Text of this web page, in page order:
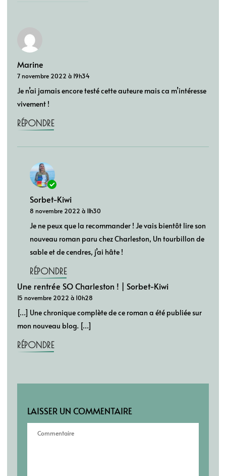
Marine
7 novembre 2022 à 19h34
Je n’ai jamais encore testé cette auteure mais ca m’intéresse
vivement !
RÉPONDRE
Sorbet-Kiwi
8 novembre 2022 à 11h30
Je ne peux que la recommander ! Je vais bientôt lire son
nouveau roman paru chez Charleston, Un tourbillon de
sable et de cendres, j’ai hâte !
RÉPONDRE
Une rentrée SO Charleston ! | Sorbet-Kiwi
15 novembre 2022 à 10h28
[…] Une chronique complète de ce roman a été publiée sur
mon nouveau blog. […]
RÉPONDRE
LAISSER UN COMMENTAIRE